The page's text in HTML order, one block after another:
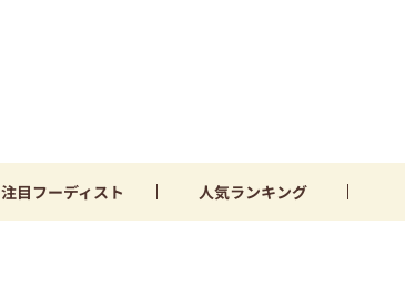
注目フーディスト 人気ランキング